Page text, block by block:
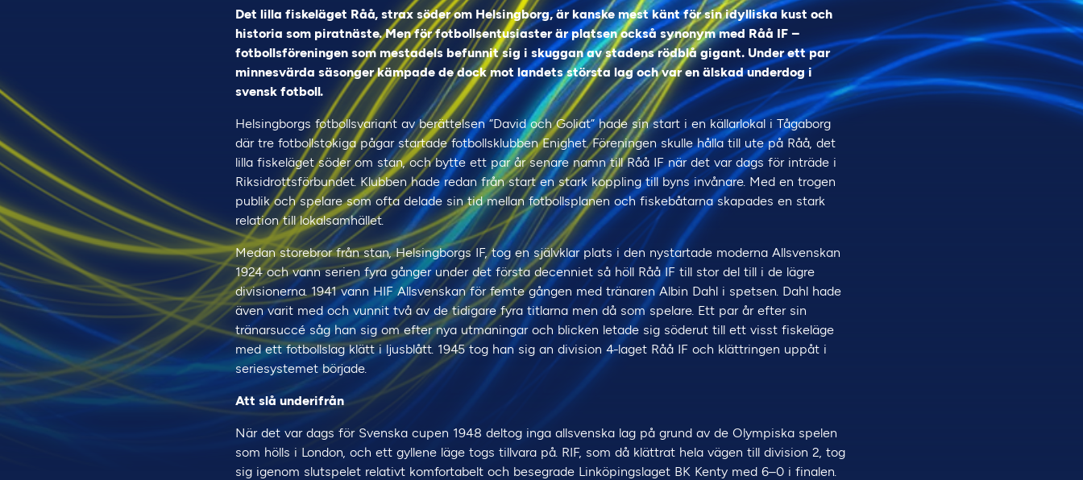
Det lilla fiskeläget Råå, strax söder om Helsingborg, är kanske mest känt för sin idylliska kust och
historia som piratnäste. Men för fotbollsentusiaster är platsen också synonym med Råå IF –
fotbollsföreningen som mestadels befunnit sig i skuggan av stadens rödblå gigant. Under ett par
minnesvärda säsonger kämpade de dock mot landets största lag och var en älskad underdog i
svensk fotboll.
Helsingborgs fotbollsvariant av berättelsen “David och Goliat” hade sin start i en källarlokal i Tågaborg
där tre fotbollstokiga pågar startade fotbollsklubben Enighet. Föreningen skulle hålla till ute på Råå, det
lilla fiskeläget söder om stan, och bytte ett par år senare namn till Råå IF när det var dags för inträde i
Riksidrottsförbundet. Klubben hade redan från start en stark koppling till byns invånare. Med en trogen
publik och spelare som ofta delade sin tid mellan fotbollsplanen och fiskebåtarna skapades en stark
relation till lokalsamhället.
Medan storebror från stan, Helsingborgs IF, tog en självklar plats i den nystartade moderna Allsvenskan
1924 och vann serien fyra gånger under det första decenniet så höll Råå IF till stor del till i de lägre
divisionerna. 1941 vann HIF Allsvenskan för femte gången med tränaren Albin Dahl i spetsen. Dahl hade
även varit med och vunnit två av de tidigare fyra titlarna men då som spelare. Ett par år efter sin
tränarsuccé såg han sig om efter nya utmaningar och blicken letade sig söderut till ett visst fiskeläge
med ett fotbollslag klätt i ljusblått. 1945 tog han sig an division 4-laget Råå IF och klättringen uppåt i
seriesystemet började.
Att slå underifrån
När det var dags för Svenska cupen 1948 deltog inga allsvenska lag på grund av de Olympiska spelen
som hölls i London, och ett gyllene läge togs tillvara på. RIF, som då klättrat hela vägen till division 2, tog
sig igenom slutspelet relativt komfortabelt och besegrade Linköpingslaget BK Kenty med 6–0 i finalen.